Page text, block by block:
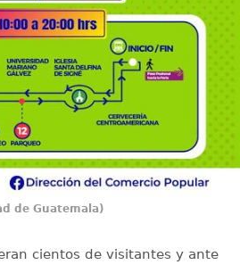
de Guatemala)
cientos de visitantes y ante